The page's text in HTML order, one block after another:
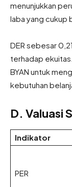
menunjukkan
laba yang cukup
DER sebesar
terhadap
BYAN untuk
kebutuhan
D. Valuasi
Indikator
PER